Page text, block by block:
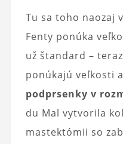
Tu sa toho naozaj
Fenty ponúka
už štandard –
ponúkajú veľkosti
podprsenky v
du Mal vytvorila
mastektómii so